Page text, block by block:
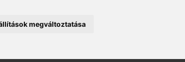
megváltoztatása